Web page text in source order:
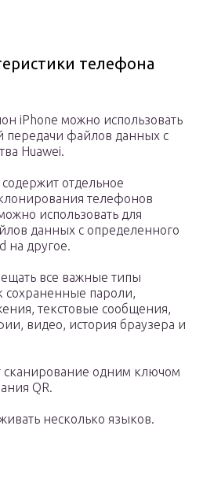
телефона
iPhone можно использовать
передачи файлов данных с
Huawei.
отдельное
телефонов
использовать для
данных с определенного
на другое.
все важные типы
сохраненные пароли,
текстовые сообщения,
видео, история браузера и
сканирование одним ключом
QR.
несколько языков.